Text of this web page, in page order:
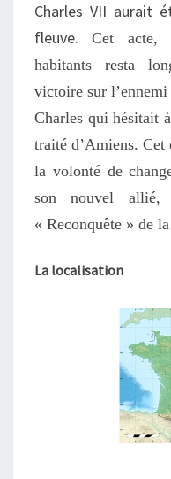
Charles VII aurait
fleuve. Cet acte,
habitants resta
victoire sur
Charles qui hésitait
traité d’Amiens. Cet
la volonté de
son nouvel
« Reconquête » de
La localisation